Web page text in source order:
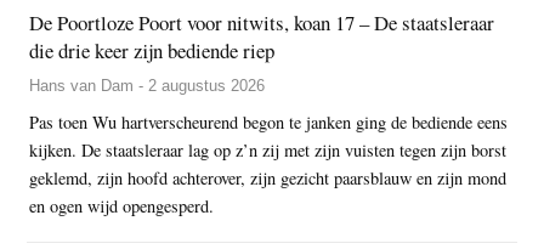
De Poortloze Poort voor nitwits, koan 17 – De staatsleraar
die drie keer zijn bediende riep
Hans van Dam - 2 augustus 2026
Pas toen Wu hartverscheurend begon te janken ging de bediende eens
kijken. De staatsleraar lag op z’n zij met zijn vuisten tegen zijn borst
geklemd, zijn hoofd achterover, zijn gezicht paarsblauw en zijn mond
en ogen wijd opengesperd.